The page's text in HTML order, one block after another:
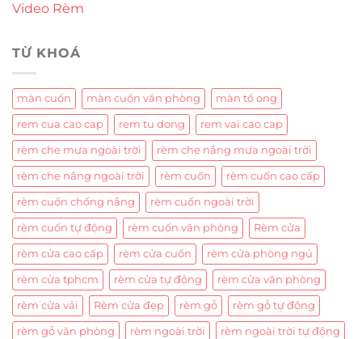
Video Rèm
TỪ KHOÁ
màn cuốn màn cuốn văn phòng màn tổ ong
rem cua cao cap rem tu dong rem vai cao cap
rèm che mưa ngoài trời rèm che nắng mưa ngoài trời
rèm che nắng ngoài trời rèm cuốn rèm cuốn cao cấp
rèm cuốn chống nắng rèm cuốn ngoài trời
rèm cuốn tự động rèm cuốn văn phòng Rèm cửa
rèm cửa cao cấp rèm cửa cuốn rèm cửa phòng ngủ
rèm cửa tphcm rèm cửa tự động rèm cửa văn phòng
rèm cửa vải Rèm cửa đẹp rèm gỗ rèm gỗ tự động
rèm gỗ văn phòng rèm ngoài trời rèm ngoài trời tự động